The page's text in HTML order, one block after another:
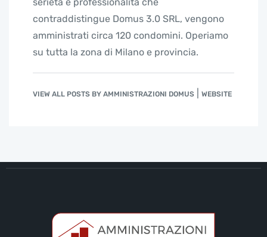
serietà e professionalità che
contraddistingue Domus 3.0 SRL, vengono
amministrati circa 120 condomini. Operiamo
su tutta la zona di Milano e provincia.
VIEW ALL POSTS BY AMMINISTRAZIONI DOMUS WEBSITE